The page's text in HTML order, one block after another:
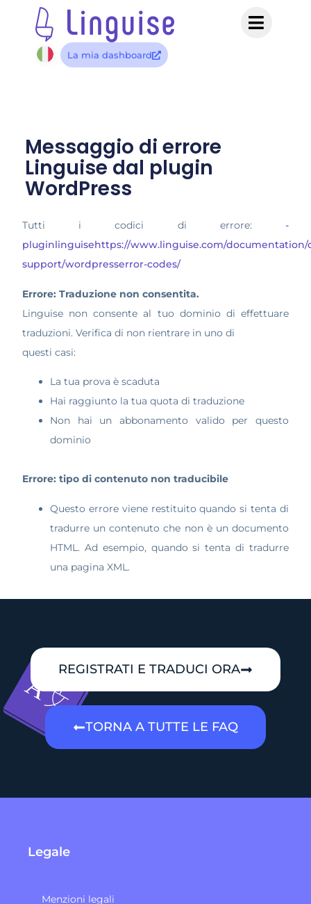
La mia dashboard
Messaggio di errore
Linguise dal plugin
WordPress
Tutti i codici di errore: -
pluginlinguisehttps://www.linguise.com/documentation/
support/wordpresserror-codes/
Errore: Traduzione non consentita.
Linguise non consente al tuo dominio di effettuare
traduzioni. Verifica di non rientrare in uno di
questi casi:
La tua prova è scaduta
Hai raggiunto la tua quota di traduzione
Non hai un abbonamento valido per questo
dominio
Errore: tipo di contenuto non traducibile
Questo errore viene restituito quando si tenta di
tradurre un contenuto che non è un documento
HTML. Ad esempio, quando si tenta di tradurre
una pagina XML.
REGISTRATI E TRADUCI ORA
TORNA A TUTTE LE FAQ
Legale
Menzioni legali